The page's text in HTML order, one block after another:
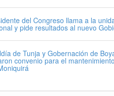
del Congreso llama a la
y pide resultados al nuevo
de Tunja y Gobernación de
convenio para el